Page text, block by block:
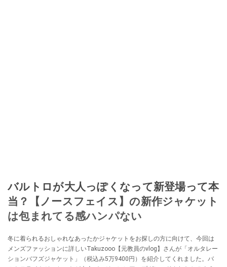
バルトロが大人っぽくなって新登場って本
当？【ノースフェイス】の新作ジャケット
は包まれてる感ハンパない
冬に着られるおしゃれなあったかジャケットをお探しの方に向けて、今回は
メンズファッションに詳しいTakuzooo【元教員のvlog】さんが「オルタレー
ションバフズジャケット」（税込み5万9400円）を紹介してくれました。バ